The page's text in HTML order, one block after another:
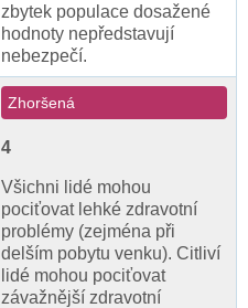
zbytek populace dosažené
hodnoty nepředstavují
nebezpečí.
Zhoršená
4
Všichni lidé mohou
pociťovat lehké zdravotní
problémy (zejména při
delším pobytu venku). Citliví
lidé mohou pociťovat
závažnější zdravotní